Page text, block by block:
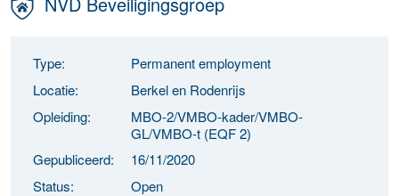
Type:
Permanent employment
Locatie:
Berkel en Rodenrijs
Opleiding:
MBO-2/VMBO-kader/VMBO-
GL/VMBO-t (EQF 2)
Gepubliceerd:
16/11/2020
Status:
Open